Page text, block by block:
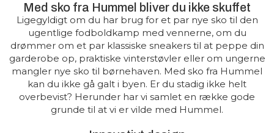
Med sko fra Hummel bliver du ikke skuffet
Ligegyldigt om du har brug for et par nye sko til den
ugentlige fodboldkamp med vennerne, om du
drømmer om et par klassiske sneakers til at peppe din
garderobe op, praktiske vinterstøvler eller om ungerne
mangler nye sko til børnehaven. Med sko fra Hummel
kan du ikke gå galt i byen. Er du stadig ikke helt
overbevist? Herunder har vi samlet en række gode
grunde til at vi er vilde med Hummel.